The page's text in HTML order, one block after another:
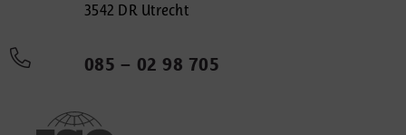
3542 DR Utrecht
085 – 02 98 705